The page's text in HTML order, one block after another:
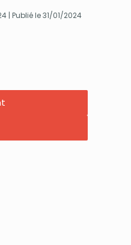
| Publié le 31/01/2024